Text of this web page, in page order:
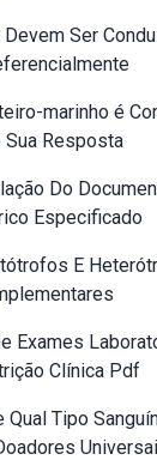
Ser
marinho é
Sua Resposta
Do
Especificado
E
Exames
Clínica Pdf
Tipo